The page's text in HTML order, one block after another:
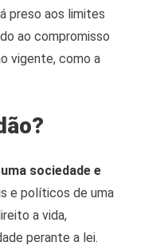
preso aos limites
ao compromisso
vigente, como a
sociedade e
e políticos de uma
a vida,
perante a lei.